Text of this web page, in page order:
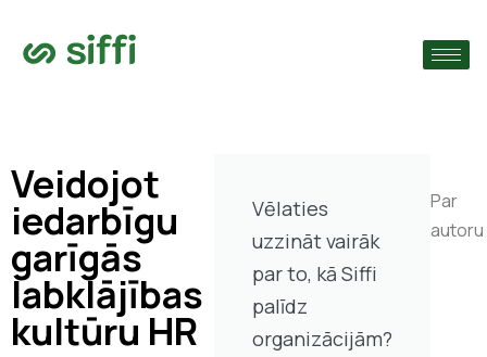
Veidojot
iedarbīgu
garīgās
labklājības
kultūru HR
Vēlaties
uzzināt vairāk
par to, kā Siffi
palīdz
organizācijām?
Par
autoru